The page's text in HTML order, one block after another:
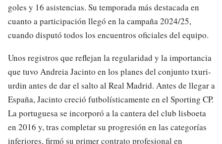
goles y 16 asistencias. Su temporada más destacada en
cuanto a participación llegó en la campaña 2024/25,
cuando disputó todos los encuentros oficiales del equipo.
Unos registros que reflejan la regularidad y la importancia
que tuvo Andreia Jacinto en los planes del conjunto txuri-
urdin antes de dar el salto al Real Madrid. Antes de llegar a
España, Jacinto creció futbolísticamente en el Sporting CP.
La portuguesa se incorporó a la cantera del club lisboeta
en 2016 y, tras completar su progresión en las categorías
inferiores, firmó su primer contrato profesional en